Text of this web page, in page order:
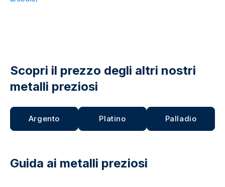
Scopri il prezzo degli altri nostri
metalli preziosi
Argento Platino Palladio
Guida ai metalli preziosi